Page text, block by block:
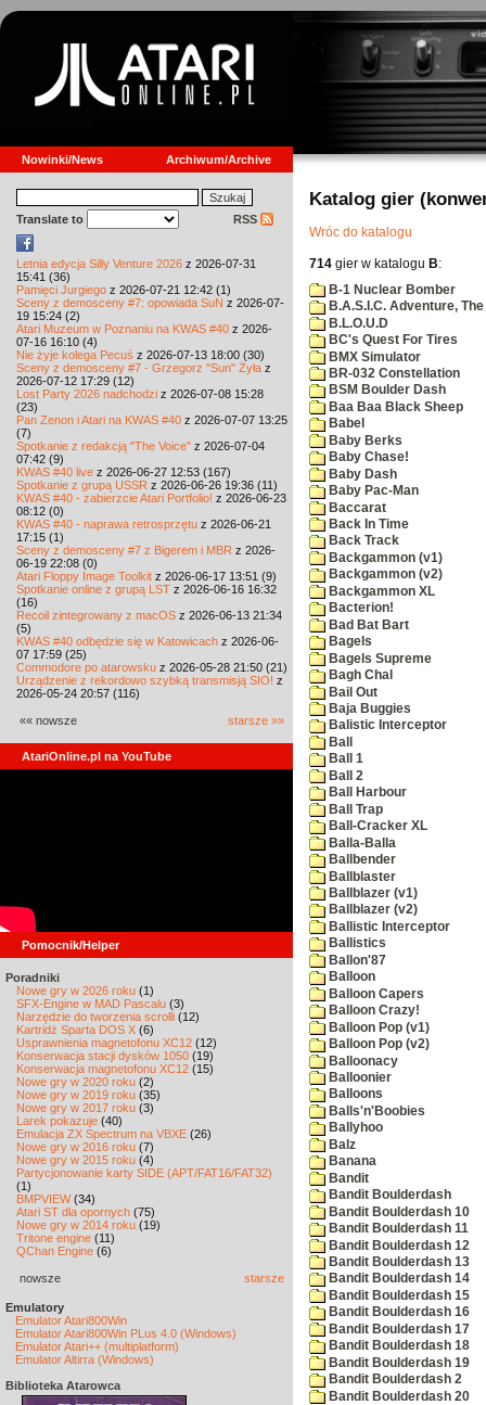
Nowinki/News Archiwum/Archive
Translate to RSS
Letnia edycja Silly Venture 2026 z 2026-07-31
15:41 (36)
Pamięci Jurgiego z 2026-07-21 12:42 (1)
Sceny z demosceny #7: opowiada SuN z 2026-07-
19 15:24 (2)
Atari Muzeum w Poznaniu na KWAS #40 z 2026-
07-16 16:10 (4)
Nie żyje kolega Pecuś z 2026-07-13 18:00 (30)
Sceny z demosceny #7 - Grzegorz "Sun" Żyła z
2026-07-12 17:29 (12)
Lost Party 2026 nadchodzi z 2026-07-08 15:28
(23)
Pan Zenon i Atari na KWAS #40 z 2026-07-07 13:25
(7)
Spotkanie z redakcją "The Voice" z 2026-07-04
07:42 (9)
KWAS #40 live z 2026-06-27 12:53 (167)
Spotkanie z grupą USSR z 2026-06-26 19:36 (11)
KWAS #40 - zabierzcie Atari Portfolio! z 2026-06-23
08:12 (0)
KWAS #40 - naprawa retrosprzętu z 2026-06-21
17:15 (1)
Sceny z demosceny #7 z Bigerem i MBR z 2026-
06-19 22:08 (0)
Atari Floppy Image Toolkit z 2026-06-17 13:51 (9)
Spotkanie online z grupą LST z 2026-06-16 16:32
(16)
Recoil zintegrowany z macOS z 2026-06-13 21:34
(5)
KWAS #40 odbędzie się w Katowicach z 2026-06-
07 17:59 (25)
Commodore po atarowsku z 2026-05-28 21:50 (21)
Urządzenie z rekordowo szybką transmisją SIO! z
2026-05-24 20:57 (116)
«« nowsze starsze »»
AtariOnline.pl na YouTube
Pomocnik/Helper
Poradniki
Nowe gry w 2026 roku (1)
SFX-Engine w MAD Pascalu (3)
Narzędzie do tworzenia scrolli (12)
Kartridż Sparta DOS X (6)
Usprawnienia magnetofonu XC12 (12)
Konserwacja stacji dysków 1050 (19)
Konserwacja magnetofonu XC12 (15)
Nowe gry w 2020 roku (2)
Nowe gry w 2019 roku (35)
Nowe gry w 2017 roku (3)
Larek pokazuje (40)
Emulacja ZX Spectrum na VBXE (26)
Nowe gry w 2016 roku (7)
Nowe gry w 2015 roku (4)
Partycjonowanie karty SIDE (APT/FAT16/FAT32)
(1)
BMPVIEW(34)
Atari ST dla opornych (75)
Nowe gry w 2014 roku (19)
Tritone engine (11)
QChan Engine (6)
nowsze starsze
Emulatory
Emulator Atari800Win
Emulator Atari800Win PLus 4.0 (Windows)
Emulator Atari++ (multiplatform)
Emulator Altirra (Windows)
Biblioteka Atarowca
Katalog gier
Wróc do katalogu
714 gier w katalogu B:
B-1 Nuclear Bomber
B.A.S.I.C. Adventure, The
B.L.O.U.D
BC's Quest For Tires
BMX Simulator
BR-032 Constellation
BSM Boulder Dash
Baa Baa Black Sheep
Babel
Baby Berks
Baby Chase!
Baby Dash
Baby Pac-Man
Baccarat
Back In Time
Back Track
Backgammon (v1)
Backgammon (v2)
Backgammon XL
Bacterion!
Bad Bat Bart
Bagels
Bagels Supreme
Bagh Chal
Bail Out
Baja Buggies
Balistic Interceptor
Ball
Ball 1
Ball 2
Ball Harbour
Ball Trap
Ball-Cracker XL
Balla-Balla
Ballbender
Ballblaster
Ballblazer (v1)
Ballblazer (v2)
Ballistic Interceptor
Ballistics
Ballon'87
Balloon
Balloon Capers
Balloon Crazy!
Balloon Pop (v1)
Balloon Pop (v2)
Balloonacy
Balloonier
Balloons
Balls'n'Boobies
Ballyhoo
Balz
Banana
Bandit
Bandit Boulderdash
Bandit Boulderdash 10
Bandit Boulderdash 11
Bandit Boulderdash 12
Bandit Boulderdash 13
Bandit Boulderdash 14
Bandit Boulderdash 15
Bandit Boulderdash 16
Bandit Boulderdash 17
Bandit Boulderdash 18
Bandit Boulderdash 19
Bandit Boulderdash 2
Bandit Boulderdash 20